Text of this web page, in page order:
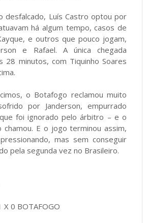
desfalcado, Luís Castro optou por
há algum tempo, casos de
e outros que pouco jogam,
e Rafael. A única chegada
28 minutos, com Tiquinho Soares
o Botafogo reclamou muito
por Janderson, empurrado
foi ignorado pelo árbitro – e o
chamou. E o jogo terminou assim,
mas sem conseguir
pela segunda vez no Brasileiro.
X 0 BOTAFOGO